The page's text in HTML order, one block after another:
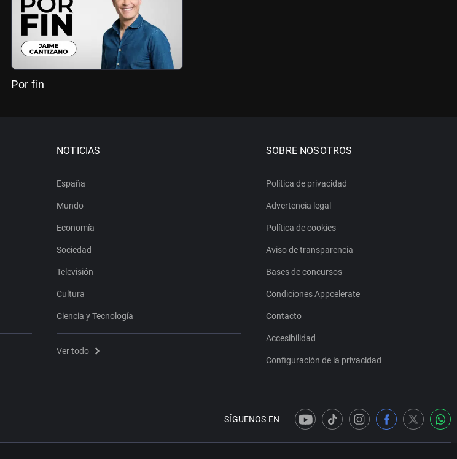
Por fin
NOTICIAS
España
Mundo
Economía
Sociedad
Televisión
Cultura
Ciencia y Tecnología
Ver todo
SOBRE NOSOTROS
Política de privacidad
Advertencia legal
Política de cookies
Aviso de transparencia
Bases de concursos
Condiciones Appcelerate
Contacto
Accesibilidad
Configuración de la privacidad
SÍGUENOS EN